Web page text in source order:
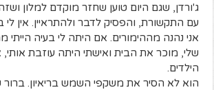
ג'ורדן, שגם היום טוען שחזר מוקדם למלון
עם התקשורת, והפסיק לדבר ולהתראיין. אין
אני נהנה מההימורים. אם היתה לי בעיה
שלי, מוכר את הבית ואישתי היתה עוזבת אותי,
הילדים.
הוא לא הסיר את משקפי השמש בריאיון.